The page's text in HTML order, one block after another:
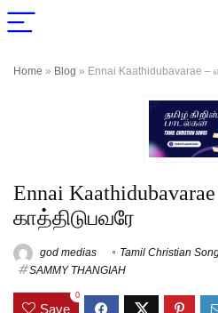
Home » Blog » Ennai Kaathidubavarae –
Ennai
காத்திடுபவரே
god medias
Tamil Christian
SAMMY THANGIAH
Save
0